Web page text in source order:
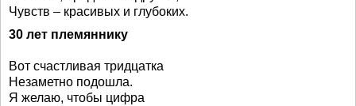
Чувств – красивых и глубоких.
30 лет племяннику
Вот счастливая тридцатка
Незаметно подошла.
Я желаю, чтобы цифра